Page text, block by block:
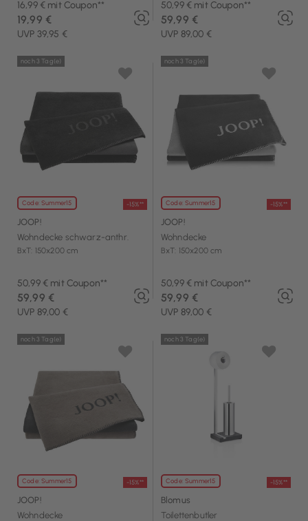
16,99 € mit Coupon**
UVP 39,95 €
19,99 €
50,99 € mit Coupon**
UVP 89,00 €
59,99 €
Code: Summer15 -15%**
noch 3 Tag(e)
JOOP!
Wohndecke schwarz-anthr.
BxT: 150x200 cm
50,99 € mit Coupon**
UVP 89,00 €
59,99 €
Code: Summer15 -15%**
noch 3 Tag(e)
JOOP!
Wohndecke
BxT: 150x200 cm
50,99 € mit Coupon**
UVP 89,00 €
59,99 €
Code: Summer15 -15%**
noch 3 Tag(e)
JOOP!
Wohndecke
Code: Summer15 -15%**
noch 3 Tag(e)
Blomus
Toilettenbutler